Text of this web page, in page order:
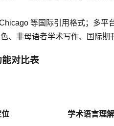
等国际引用格式；多平
、非母语者学术写作、国际期
对比表
学术语言理